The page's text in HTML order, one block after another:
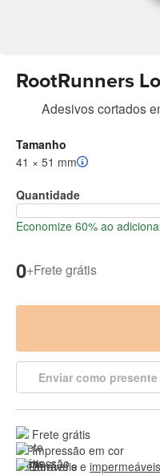
RootRunners
Adesivos cortados
Tamanho
41 × 51 mm
Quantidade
Economize 60% ao
0+Frete grátis
Enviar como presente
Frete grátis
Impressão em cor
Duráveis e impermeáveis